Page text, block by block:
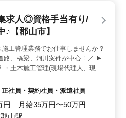
給など、待遇面も充実してい
利厚生が整っており、雇
の面で安心して働けます。福
域に根ざした働き方が可能で
を重視して働くことができま
トホームな事務所での勤
男女比率で、女性も積極的に活
有給休暇など、ワークライフ
です。長期的に安定して働け
求人◎資格手当有り/
【郡山市】
工管理業務でお仕事しませんか？
、橋梁、河川案件が中心！／ ▶
・土木施工管理(現場代理人、現場
、積算、書類作成、施工図修正程
会議 等 ▶備考 ・車通勤可能 ・交
社員・契約社員・派遣社員
円 月給35万円〜50万円